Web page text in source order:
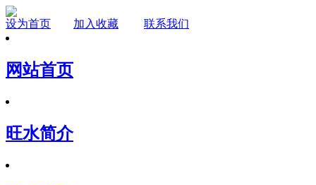
设为首页 加入收藏 联系我们
网站首页
旺水简介